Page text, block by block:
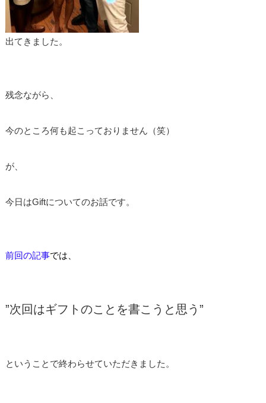
出てきました。
残念ながら、
今のところ何も起こっておりません（笑）
が、
今日はGiftについてのお話です。
前回の記事では、
”次回はギフトのことを書こうと思う”
ということで終わらせていただきました。